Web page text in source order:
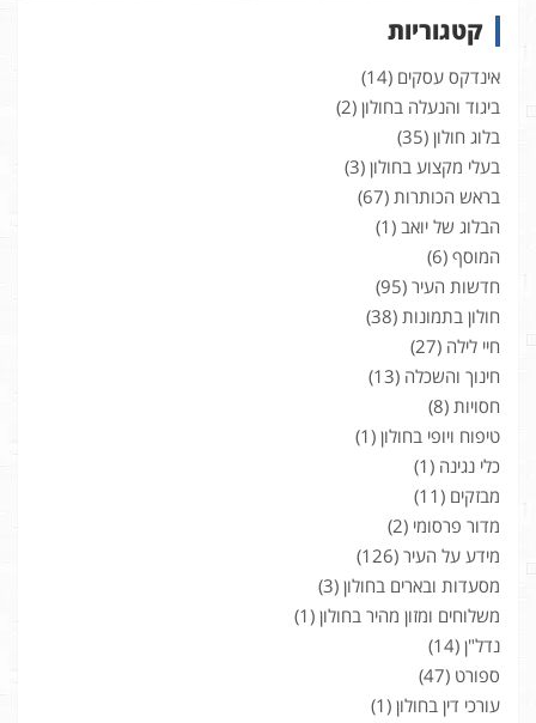
קטגוריות
אינדקס עסקים (14)
ביגוד והנעלה בחולון (2)
בלוג חולון (35)
בעלי מקצוע בחולון (3)
בראש הכותרות (67)
הבלוג של יואב (1)
המוסף (6)
חדשות העיר (95)
חולון בתמונות (38)
חיי לילה (27)
חינוך והשכלה (13)
חסויות (8)
טיפוח ויופי בחולון (1)
כלי נגינה (1)
מבזקים (11)
מדור פרסומי (2)
מידע על העיר (126)
מסעדות ובארים בחולון (3)
משלוחים ומזון מהיר בחולון (1)
נדל"ן (14)
ספורט (47)
עורכי דין בחולון (1)